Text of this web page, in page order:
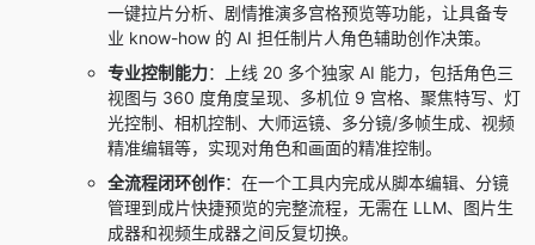
一键拉片分析、剧情推演多宫格预览等功能，让具备专
业 know-how 的 AI 担任制片人角色辅助创作决策。
专业控制能力：上线 20 多个独家 AI 能力，包括角色三
视图与 360 度角度呈现、多机位 9 宫格、聚焦特写、灯
光控制、相机控制、大师运镜、多分镜/多帧生成、视频
精准编辑等，实现对角色和画面的精准控制。
全流程闭环创作：在一个工具内完成从脚本编辑、分镜
管理到成片快捷预览的完整流程，无需在 LLM、图片生
成器和视频生成器之间反复切换。